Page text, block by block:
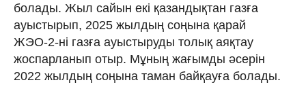
болады. Жыл сайын екі қазандықтан газға
ауыстырып, 2025 жылдың соңына қарай
ЖЭО-2-ні газға ауыстыруды толық аяқтау
жоспарланып отыр. Мұның жағымды әсерін
2022 жылдың соңына таман байқауға болады.